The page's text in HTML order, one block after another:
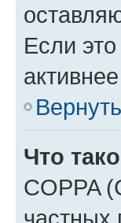
Если
Что
COPPA
частных